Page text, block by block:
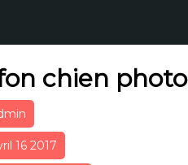
chien photo
16 2017